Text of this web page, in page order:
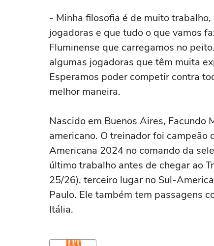
- Minha filosofia é de muito
jogadoras e que tudo o que vamos
Fluminense que carregamos no
algumas jogadoras que têm muita
Esperamos poder competir contra
melhor maneira.
Nascido em Buenos Aires, Facundo
americano. O treinador foi campeão
Americana 2024 no comando da
último trabalho antes de chegar ao
25/26), terceiro lugar no Sul-
Paulo. Ele também tem passagens
Itália.